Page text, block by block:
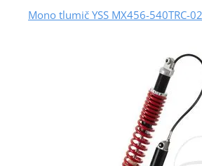
Mono tlumič YSS MX456-540TRC-